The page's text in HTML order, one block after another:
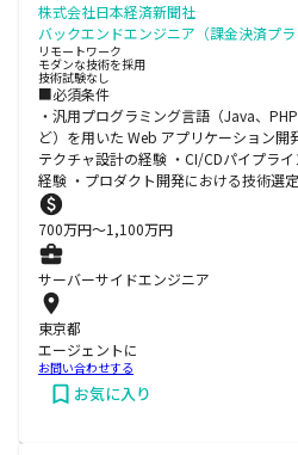
株式会社日本経済新聞社
バックエンドエンジニア（課金決済プラ
リモートワーク
モダンな技術を採用
技術試験なし
■必須条件
・汎用プログラミング言語（Java、
ど）を用いた Web アプリケーション開
テクチャ設計の経験 ・CI/CDパイプラ
経験 ・プロダクト開発における技術選
700万円〜1,100万円
サーバーサイドエンジニア
東京都
エージェントに
お問い合わせする
お気に入り